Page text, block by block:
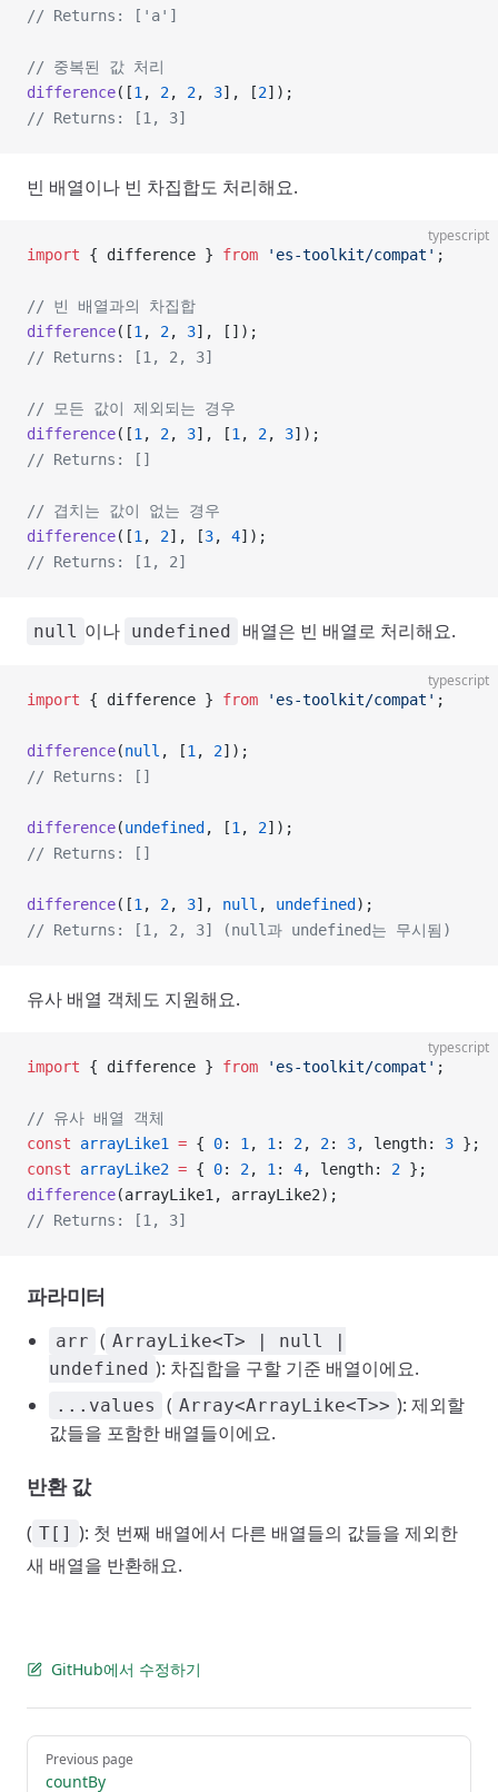
// Returns: ['a']
// 중복된 값 처리
difference([1 , 2, 2, 3], [2]);
// Returns: [1, 3]
빈 배열이나 빈 차집합도 처리해요.
typescript
import { difference } from 'es-toolkit/compat' ;
// 빈 배열과의 차집합
difference([1 , 2, 3], []);
// Returns: [1, 2, 3]
// 모든 값이 제외되는 경우
difference([1 , 2, 3], [1 , 2, 3]);
// Returns: []
// 겹치는 값이 없는 경우
difference([1 , 2], [3, 4]);
// Returns: [1, 2]
null 이나 undefined 배열은 빈 배열로 처리해요.
typescript
import { difference } from 'es-toolkit/compat' ;
difference(null , [1 , 2]);
// Returns: []
difference(undefined , [1 , 2]);
// Returns: []
difference([1 , 2, 3], null , undefined );
// Returns: [1, 2, 3] (null과 undefined는 무시됨)
유사 배열 객체도 지원해요.
typescript
import { difference } from 'es-toolkit/compat' ;
// 유사 배열 객체
const arrayLike1 = { 0: 1 , 1 : 2, 2: 3, length: 3 };
const arrayLike2 = { 0: 2, 1 : 4, length: 2 };
difference(arrayLike1, arrayLike2);
// Returns: [1, 3]
파라미터
arr ( ArrayLike<T> | null |
undefined ): 차집합을 구할 기준 배열이에요.
...values ( Array<ArrayLike<T>> ): 제외할
값들을 포함한 배열들이에요.
반환 값
( T[] ): 첫 번째 배열에서 다른 배열들의 값들을 제외한
새 배열을 반환해요.
GitHub에서 수정하기
Pager
Previous page
countBy